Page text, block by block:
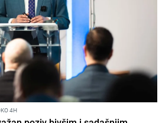
4H